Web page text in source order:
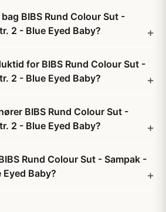
BIBS Rund Colour Sut -
2 - Blue Eyed Baby?
for BIBS Rund Colour Sut -
2 - Blue Eyed Baby?
BIBS Rund Colour Sut -
2 - Blue Eyed Baby?
Rund Colour Sut - Sampak -
Baby?